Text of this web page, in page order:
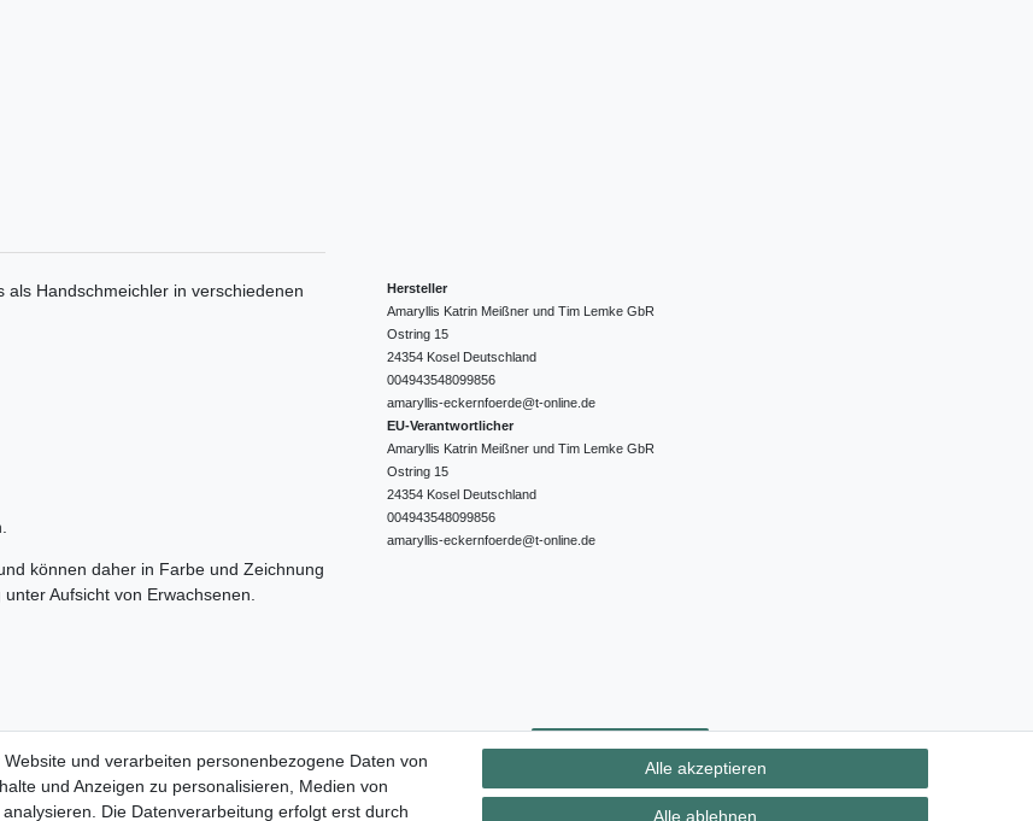
Handschmeichler in verschiedenen
können daher in Farbe und Zeichnung
Aufsicht von Erwachsenen.
Hersteller
Amaryllis Katrin Meißner und Tim Lemke GbR
Ostring 15
24354 Kosel Deutschland
004943548099856
amaryllis-eckernfoerde@t-online.de
EU-Verantwortlicher
Amaryllis Katrin Meißner und Tim Lemke GbR
Ostring 15
24354 Kosel Deutschland
004943548099856
amaryllis-eckernfoerde@t-online.de
Widerrufs­recht Vertrag widerrufen Kontakt
und verarbeiten personenbezogene Daten von
und Anzeigen zu personalisieren, Medien von
Die Datenverarbeitung erfolgt erst durch
Alle akzeptieren
Alle ablehnen